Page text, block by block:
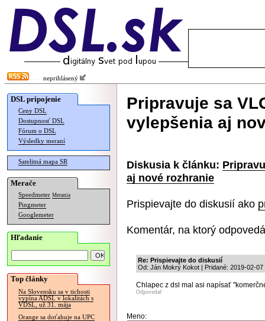
neprihlásený
DSL pripojenie
Ceny DSL
Dostupnosť DSL
Fórum o DSL
Výsledky meraní
Satelitná mapa SR
Merače
Speedmeter Merania
Pingmeter
Googlemeter
Hľadanie
Top články
Na Slovensku sa v tichosti
vypína ADSL v lokalitách s
VDSL, už 31. mája
Orange sa doťahuje na UPC
Pripravuje sa
vylepšenia aj
Diskusia k článku:
aj nové rozhranie
Prispievajte do diskusií ako
Komentár, na ktorý
Re: Prispievajte do diskusií
Od: Ján Mokrý Kokot | Pridané: 2019-02-07
Chlapec z dsl mal asi napísať
Odpovedať
Meno: